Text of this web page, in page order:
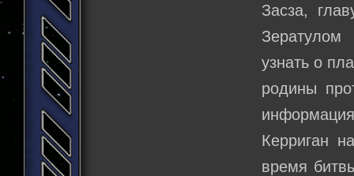
Засза,
Зератулом
узнать о
родины
Керриган
время